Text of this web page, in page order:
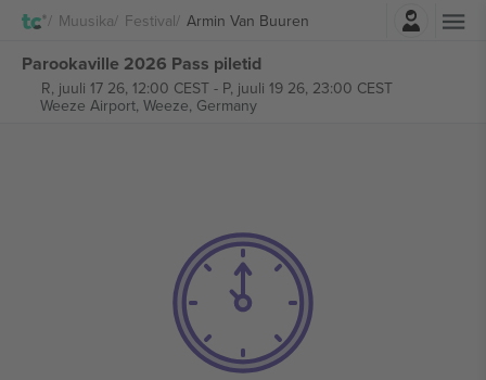
Muusika Festival Armin Van Buuren
Logi sisse
Parookaville 2026 Pass piletid
R, juuli 17 26, 12:00 CEST- P, juuli 19 26, 23:00 CEST
Weeze Airport, Weeze, Germany